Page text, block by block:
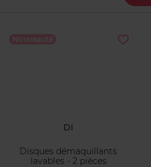
DI
Disques démaquillants
lavables - 2 pièces